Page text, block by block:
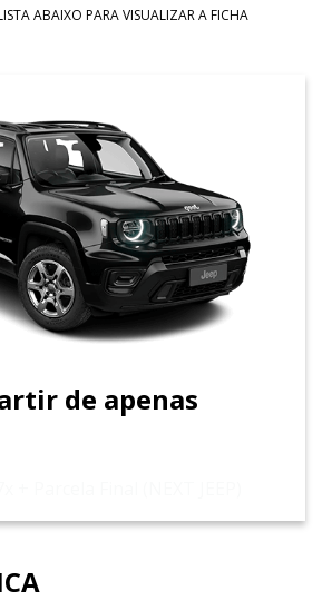
ABAIXO PARA VISUALIZAR A FICHA
de apenas